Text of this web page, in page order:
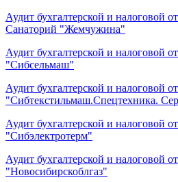
Аудит бухгалтерской и налоговой
Санаторий "Жемчужина"
Аудит бухгалтерской и налоговой
"Сибсельмаш"
Аудит бухгалтерской и налоговой
"Сибтекстильмаш.Спецтехника.
Аудит бухгалтерской и налоговой
"Сибэлектротерм"
Аудит бухгалтерской и налоговой
"Новосибирскоблгаз"